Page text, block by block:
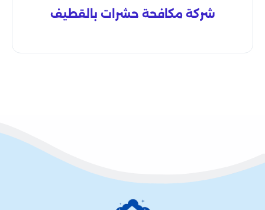
شركة مكافحة حشرات بالقطيف